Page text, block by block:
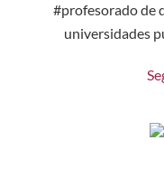
#profesorado de
universidades